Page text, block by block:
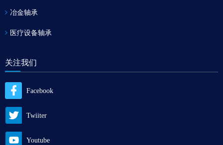
冶金轴承
医疗设备轴承
关注我们
Facebook
Twiiter
Youtube